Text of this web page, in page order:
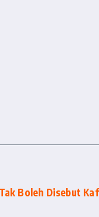
Boleh Disebut